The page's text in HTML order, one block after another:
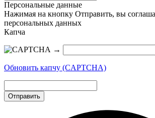
Персональные данные
Нажимая на кнопку Отправить, вы
персональных данных
Капча
→
Обновить капчу (CAPTCHA)
Отправить